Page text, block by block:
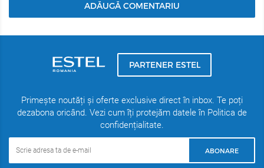
ADĂUGĂ COMENTARIU
PARTENER ESTEL
Primește noutăți și oferte exclusive direct în inbox. Te poți
dezabona oricând. Vezi cum îți protejăm datele în Politica de
confidențialitate.
ABONARE